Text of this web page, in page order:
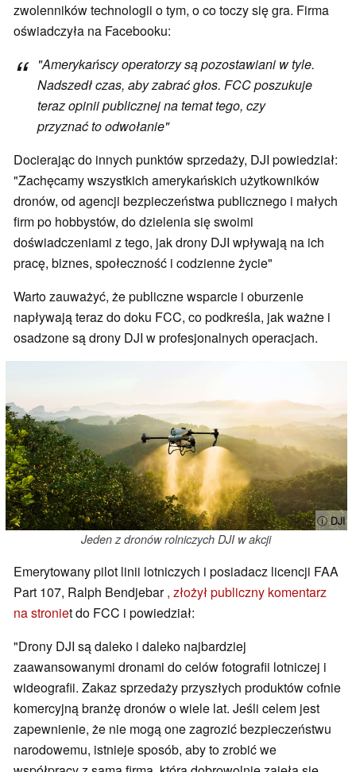
zwolenników technologii o tym, o co toczy się gra. Firma
oświadczyła na Facebooku:
"Amerykańscy operatorzy są pozostawiani w tyle.
Nadszedł czas, aby zabrać głos. FCC poszukuje
teraz opinii publicznej na temat tego, czy
przyznać to odwołanie"
Docierając do innych punktów sprzedaży, DJI powiedział:
"Zachęcamy wszystkich amerykańskich użytkowników
dronów, od agencji bezpieczeństwa publicznego i małych
firm po hobbystów, do dzielenia się swoimi
doświadczeniami z tego, jak drony DJI wpływają na ich
pracę, biznes, społeczność i codzienne życie"
Warto zauważyć, że publiczne wsparcie i oburzenie
napływają teraz do doku FCC, co podkreśla, jak ważne i
osadzone są drony DJI w profesjonalnych operacjach.
ⓘ DJI
Jeden z dronów rolniczych DJI w akcji
Emerytowany pilot linii lotniczych i posiadacz licencji FAA
Part 107, Ralph Bendjebar, złożył publiczny komentarz
na stroniet do FCC i powiedział:
"Drony DJI są daleko i daleko najbardziej
zaawansowanymi dronami do celów fotografii lotniczej i
wideografii. Zakaz sprzedaży przyszłych produktów cofnie
komercyjną branżę dronów o wiele lat. Jeśli celem jest
zapewnienie, że nie mogą one zagrozić bezpieczeństwu
narodowemu, istnieje sposób, aby to zrobić we